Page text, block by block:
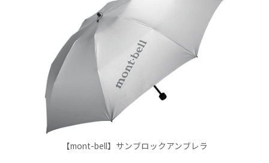
【mont-bell】サンブロックアンブレラ